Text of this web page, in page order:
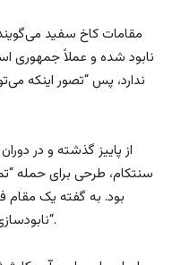
مقامات کاخ سفید می‌گویند
نابود شده و عملاً جمهوری
ندارد، پس “تصور اینکه
از پاییز گذشته و در
سنتکام، طرحی برای حمله
بود. به گفته یک مقام
“نابودسازی کامل” ظرفیت‌های هسته‌ای ایران بود.